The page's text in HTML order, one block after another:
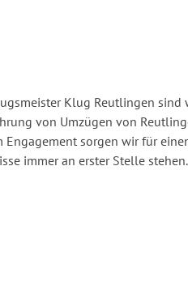
Klug Reutlingen
von Umzügen von
Engagement sorgen wir für
immer an erster Stelle stehen.